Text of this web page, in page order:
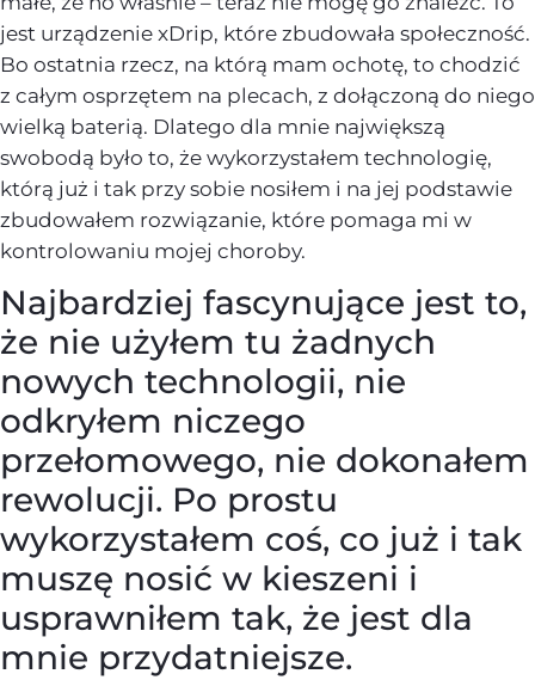
jest urządzenie xDrip, które zbudowała społeczność.
Bo ostatnia rzecz, na którą mam ochotę, to chodzić
z całym osprzętem na plecach, z dołączoną do niego
wielką baterią. Dlatego dla mnie największą
swobodą było to, że wykorzystałem technologię,
którą już i tak przy sobie nosiłem i na jej podstawie
zbudowałem rozwiązanie, które pomaga mi w
kontrolowaniu mojej choroby.
Najbardziej fascynujące jest to,
że nie użyłem tu żadnych
nowych technologii, nie
odkryłem niczego
przełomowego, nie dokonałem
rewolucji. Po prostu
wykorzystałem coś, co już i tak
muszę nosić w kieszeni i
usprawniłem tak, że jest dla
mnie przydatniejsze.